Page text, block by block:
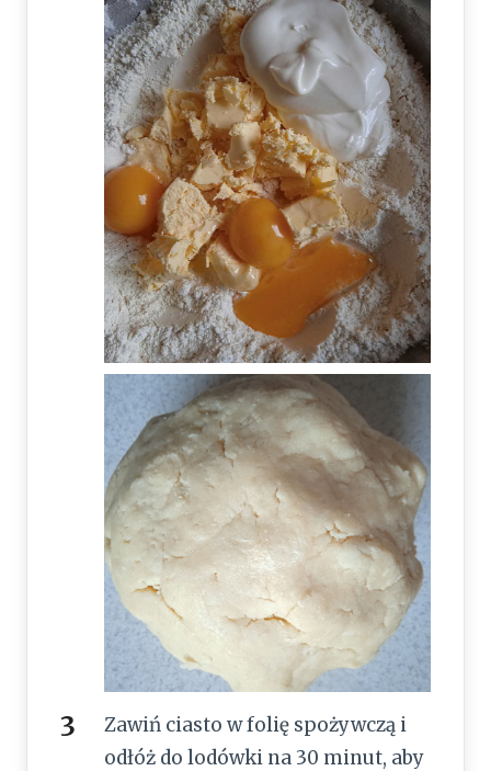
Zawiń ciasto w folię spożywczą i
odłóż do lodówki na 30 minut, aby